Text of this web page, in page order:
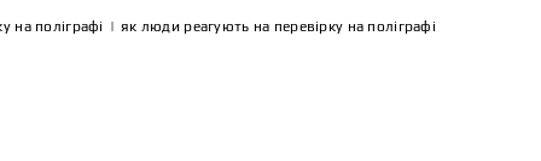
на поліграфі | як люди реагують на перевірку на поліграфі